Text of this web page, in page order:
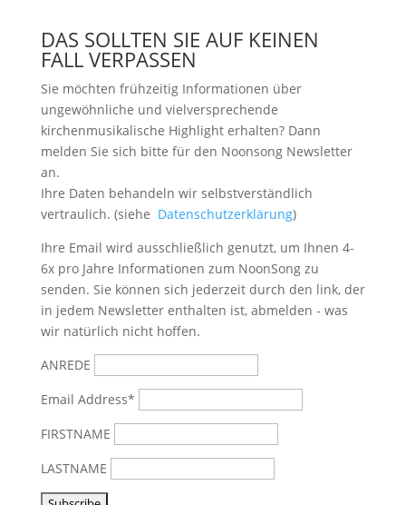
DAS SOLLTEN SIE AUF KEINEN
FALL VERPASSEN
Sie möchten frühzeitig Informationen über
ungewöhnliche und vielversprechende
kirchenmusikalische Highlight erhalten? Dann
melden Sie sich bitte für den Noonsong Newsletter
an.
Ihre Daten behandeln wir selbstverständlich
vertraulich. (siehe Datenschutzerklärung)
Ihre Email wird ausschließlich genutzt, um Ihnen 4-
6x pro Jahre Informationen zum NoonSong zu
senden. Sie können sich jederzeit durch den link, der
in jedem Newsletter enthalten ist, abmelden - was
wir natürlich nicht hoffen.
ANREDE
Email Address*
FIRSTNAME
LASTNAME